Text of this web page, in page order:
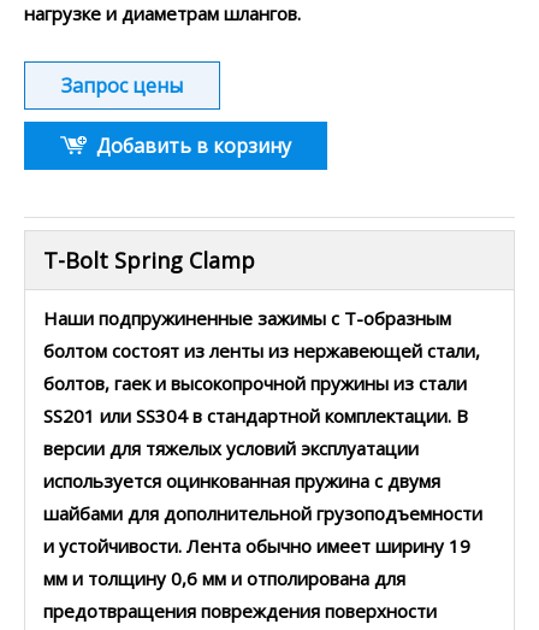
нагрузке и диаметрам шлангов.
Запрос цены
Добавить в корзину
T-Bolt Spring Clamp
Наши подпружиненные зажимы с Т-образным
болтом состоят из ленты из нержавеющей стали,
болтов, гаек и высокопрочной пружины из стали
SS201 или SS304 в стандартной комплектации. В
версии для тяжелых условий эксплуатации
используется оцинкованная пружина с двумя
шайбами ​​для дополнительной грузоподъемности
и устойчивости. Лента обычно имеет ширину 19
мм и толщину 0,6 мм и отполирована для
предотвращения повреждения поверхности